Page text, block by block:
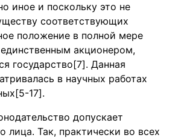
иное и поскольку это не
соответствующих
положение в полной мере
акционером,
государство[7]. Данная
в научных работах
17].
допускает
лица. Так, практически во всех